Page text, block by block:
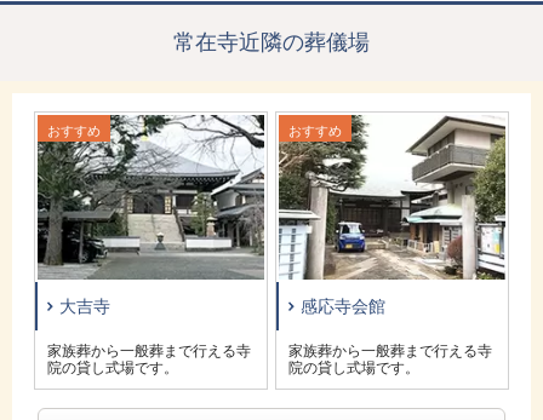
常在寺近隣の葬儀場
おすすめ
大吉寺
家族葬から一般葬まで行える寺
院の貸し式場です。
おすすめ
感応寺会館
家族葬から一般葬まで行える寺
院の貸し式場です。